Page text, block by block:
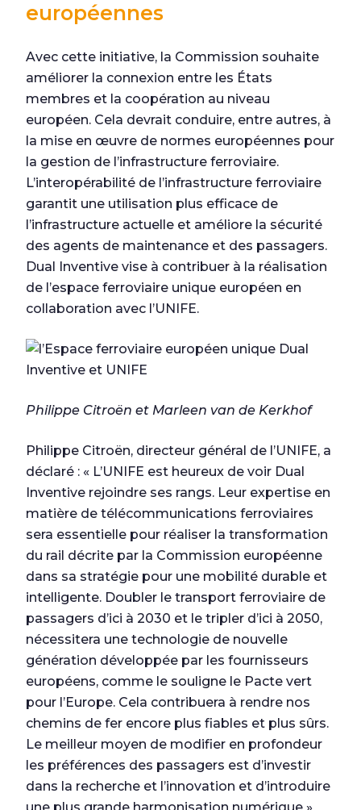
européennes
Avec cette initiative, la Commission souhaite
améliorer la connexion entre les États
membres et la coopération au niveau
européen. Cela devrait conduire, entre autres, à
la mise en œuvre de normes européennes pour
la gestion de l’infrastructure ferroviaire.
L’interopérabilité de l’infrastructure ferroviaire
garantit une utilisation plus efficace de
l’infrastructure actuelle et améliore la sécurité
des agents de maintenance et des passagers.
Dual Inventive vise à contribuer à la réalisation
de l’espace ferroviaire unique européen en
collaboration avec l’UNIFE.
Philippe Citroën et Marleen van de Kerkhof
Philippe Citroën, directeur général de l’UNIFE, a
déclaré : « L’UNIFE est heureux de voir Dual
Inventive rejoindre ses rangs. Leur expertise en
matière de télécommunications ferroviaires
sera essentielle pour réaliser la transformation
du rail décrite par la Commission européenne
dans sa stratégie pour une mobilité durable et
intelligente. Doubler le transport ferroviaire de
passagers d’ici à 2030 et le tripler d’ici à 2050,
nécessitera une technologie de nouvelle
génération développée par les fournisseurs
européens, comme le souligne le Pacte vert
pour l’Europe. Cela contribuera à rendre nos
chemins de fer encore plus fiables et plus sûrs.
Le meilleur moyen de modifier en profondeur
les préférences des passagers est d’investir
dans la recherche et l’innovation et d’introduire